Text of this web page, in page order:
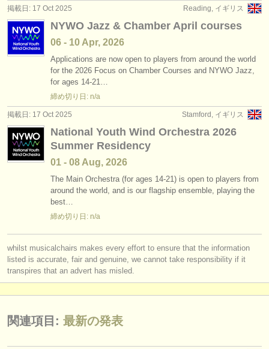
Reading, イギリス
掲載日: 17 Oct 2025
NYWO Jazz & Chamber April courses
06 - 10 Apr, 2026
Applications are now open to players from around the world
for the 2026 Focus on Chamber Courses and NYWO Jazz,
for ages 14-21…
締め切り日: n/a
Stamford, イギリス
掲載日: 17 Oct 2025
National Youth Wind Orchestra 2026
Summer Residency
01 - 08 Aug, 2026
The Main Orchestra (for ages 14-21) is open to players from
around the world, and is our flagship ensemble, playing the
best…
締め切り日: n/a
whilst musicalchairs makes every effort to ensure that the information
listed is accurate, fair and genuine, we cannot take responsibility if it
transpires that an advert has misled.
関連項目: 最新の発表